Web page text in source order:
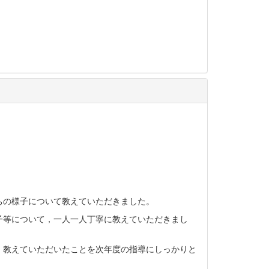
様子について教えていただきました。
について，一人一人丁寧に教えていただきまし
えていただいたことを次年度の指導にしっかりと